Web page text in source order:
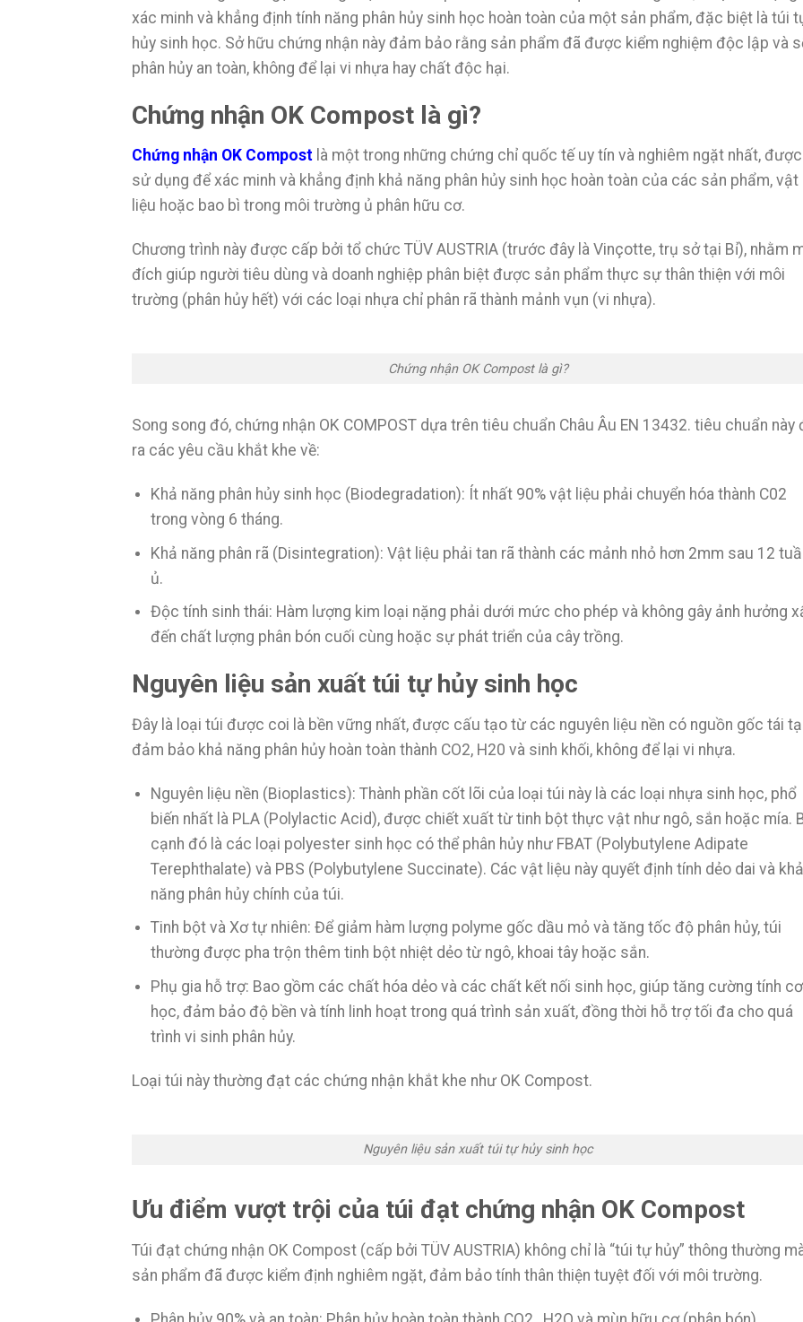
xác minh và khẳng định tính năng phân hủy sinh học hoàn toàn của một sản phẩm, đặc biệt là túi
hủy sinh học. Sở hữu chứng nhận này đảm bảo rằng sản phẩm đã được kiểm nghiệm độc lập và
phân hủy an toàn, không để lại vi nhựa hay chất độc hại.
Chứng nhận OK Compost là gì?
Chứng nhận OK Compost là một trong những chứng chỉ quốc tế uy tín và nghiêm ngặt nhất, được
sử dụng để xác minh và khẳng định khả năng phân hủy sinh học hoàn toàn của các sản phẩm, vật
liệu hoặc bao bì trong môi trường ủ phân hữu cơ.
Chương trình này được cấp bởi tổ chức TÜV AUSTRIA (trước đây là Vinçotte, trụ sở tại Bỉ), nhằm
đích giúp người tiêu dùng và doanh nghiệp phân biệt được sản phẩm thực sự thân thiện với môi
trường (phân hủy hết) với các loại nhựa chỉ phân rã thành mảnh vụn (vi nhựa).
Chứng nhận OK Compost là gì?
Song song đó, chứng nhận OK COMPOST dựa trên tiêu chuẩn Châu Âu EN 13432. tiêu chuẩn này
ra các yêu cầu khắt khe về:
Khả năng phân hủy sinh học (Biodegradation): Ít nhất 90% vật liệu phải chuyển hóa thành C02
trong vòng 6 tháng.
Khả năng phân rã (Disintegration): Vật liệu phải tan rã thành các mảnh nhỏ hơn 2mm sau 12
ủ.
Độc tính sinh thái: Hàm lượng kim loại nặng phải dưới mức cho phép và không gây ảnh hưởng
đến chất lượng phân bón cuối cùng hoặc sự phát triển của cây trồng.
Nguyên liệu sản xuất túi tự hủy sinh học
Đây là loại túi được coi là bền vững nhất, được cấu tạo từ các nguyên liệu nền có nguồn gốc tái
đảm bảo khả năng phân hủy hoàn toàn thành CO2, H20 và sinh khối, không để lại vi nhựa.
Nguyên liệu nền (Bioplastics): Thành phần cốt lõi của loại túi này là các loại nhựa sinh học, phổ
biến nhất là PLA (Polylactic Acid), được chiết xuất từ tinh bột thực vật như ngô, sắn hoặc mía.
cạnh đó là các loại polyester sinh học có thể phân hủy như FBAT (Polybutylene Adipate
Terephthalate) và PBS (Polybutylene Succinate). Các vật liệu này quyết định tính dẻo dai và khả
năng phân hủy chính của túi.
Tinh bột và Xơ tự nhiên: Để giảm hàm lượng polyme gốc dầu mỏ và tăng tốc độ phân hủy, túi
thường được pha trộn thêm tinh bột nhiệt dẻo từ ngô, khoai tây hoặc sắn.
Phụ gia hỗ trợ: Bao gồm các chất hóa dẻo và các chất kết nối sinh học, giúp tăng cường tính cơ
học, đảm bảo độ bền và tính linh hoạt trong quá trình sản xuất, đồng thời hỗ trợ tối đa cho quá
trình vi sinh phân hủy.
Loại túi này thường đạt các chứng nhận khắt khe như OK Compost.
Nguyên liệu sản xuất túi tự hủy sinh học
Ưu điểm vượt trội của túi đạt chứng nhận OK Compost
Túi đạt chứng nhận OK Compost (cấp bởi TÜV AUSTRIA) không chỉ là “túi tự hủy” thông thường
sản phẩm đã được kiểm định nghiêm ngặt, đảm bảo tính thân thiện tuyệt đối với môi trường.